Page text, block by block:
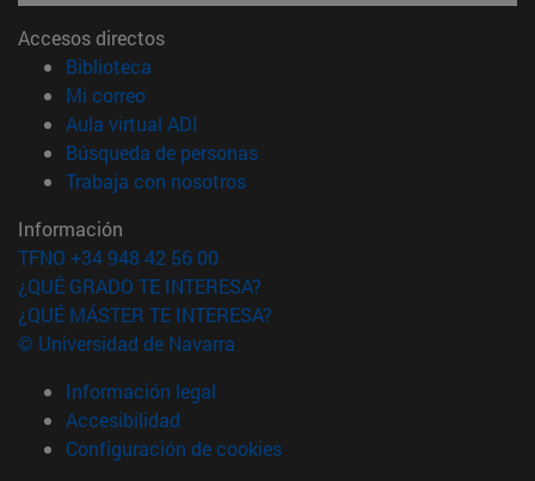
Accesos directos
Biblioteca
Mi correo(abre en nueva ventana)
Aula virtual ADI
Búsqueda de personas(abre en nueva ventana)
Trabaja con nosotros(abre en nueva ventana)
Información
TFNO +34 948 42 56 00
¿QUÉ GRADO TE INTERESA?
¿QUÉ MÁSTER TE INTERESA?
© Universidad de Navarra
Información legal
Accesibilidad
Configuración de cookies